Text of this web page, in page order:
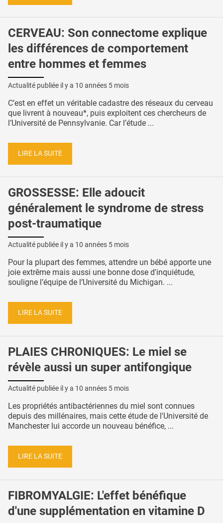
CERVEAU: Son connectome explique
les différences de comportement
entre hommes et femmes
Actualité publiée il y a 10 années 5 mois
C’est en effet un véritable cadastre des réseaux du cerveau
que livrent à nouveau*, puis exploitent ces chercheurs de
l’Université de Pennsylvanie. Car l’étude ...
LIRE LA SUITE
GROSSESSE: Elle adoucit
généralement le syndrome de stress
post-traumatique
Actualité publiée il y a 10 années 5 mois
Pour la plupart des femmes, attendre un bébé apporte une
joie extrême mais aussi une bonne dose d'inquiétude,
souligne l’équipe de l’Université du Michigan. ...
LIRE LA SUITE
PLAIES CHRONIQUES: Le miel se
révèle aussi un super antifongique
Actualité publiée il y a 10 années 5 mois
Les propriétés antibactériennes du miel sont connues
depuis des millénaires, mais cette étude de l'Université de
Manchester lui accorde un nouveau bénéfice, ...
LIRE LA SUITE
FIBROMYALGIE: L'effet bénéfique
d'une supplémentation en vitamine D